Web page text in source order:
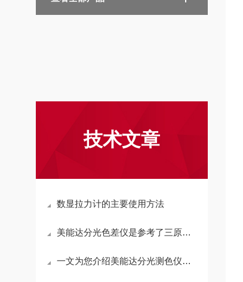
技术文章
数显拉力计的主要使用方法
美能达分光色差仪是参考了三原色的原理研发的
一文为您介绍美能达分光测色仪在日常生活中的应用